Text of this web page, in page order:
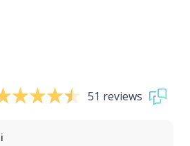
51 reviews